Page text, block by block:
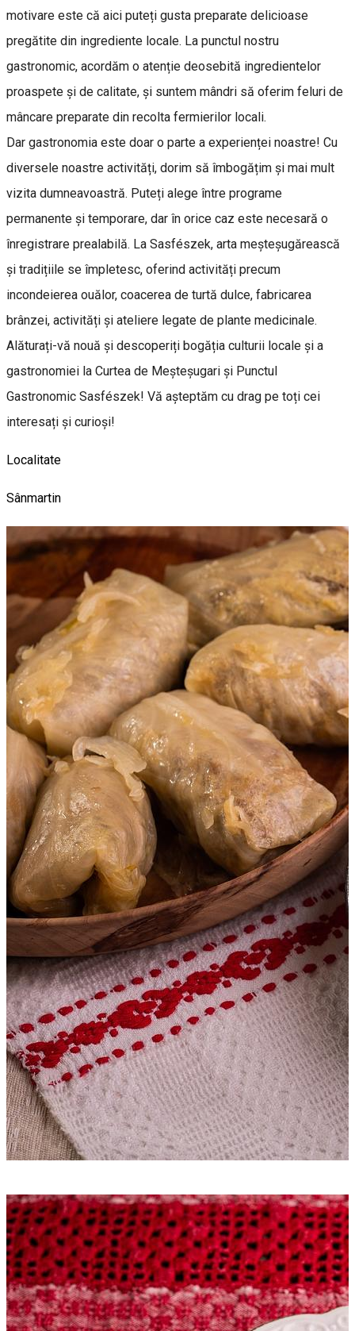
motivare este că aici puteți gusta preparate delicioase
pregătite din ingrediente locale. La punctul nostru
gastronomic, acordăm o atenție deosebită ingredientelor
proaspete și de calitate, și suntem mândri să oferim feluri de
mâncare preparate din recolta fermierilor locali.
Dar gastronomia este doar o parte a experienței noastre! Cu
diversele noastre activități, dorim să îmbogățim și mai mult
vizita dumneavoastră. Puteți alege între programe
permanente și temporare, dar în orice caz este necesară o
înregistrare prealabilă. La Sasfészek, arta meșteșugărească
și tradițiile se împletesc, oferind activități precum
incondeierea ouălor, coacerea de turtă dulce, fabricarea
brânzei, activități și ateliere legate de plante medicinale.
Alăturați-vă nouă și descoperiți bogăția culturii locale și a
gastronomiei la Curtea de Meșteșugari și Punctul
Gastronomic Sasfészek! Vă așteptăm cu drag pe toți cei
interesați și curioși!
Localitate
Sânmartin